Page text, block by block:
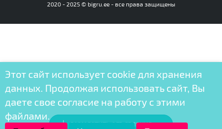
2020 - 2025 © bigru.ee - все права защищены
РАЗМЕСТИТЬ ОБЪЯВЛЕНИЕ
Этот сайт использует cookie для хранения
данных. Продолжая использовать сайт, Вы
даете свое согласие на работу с этими
файлами.